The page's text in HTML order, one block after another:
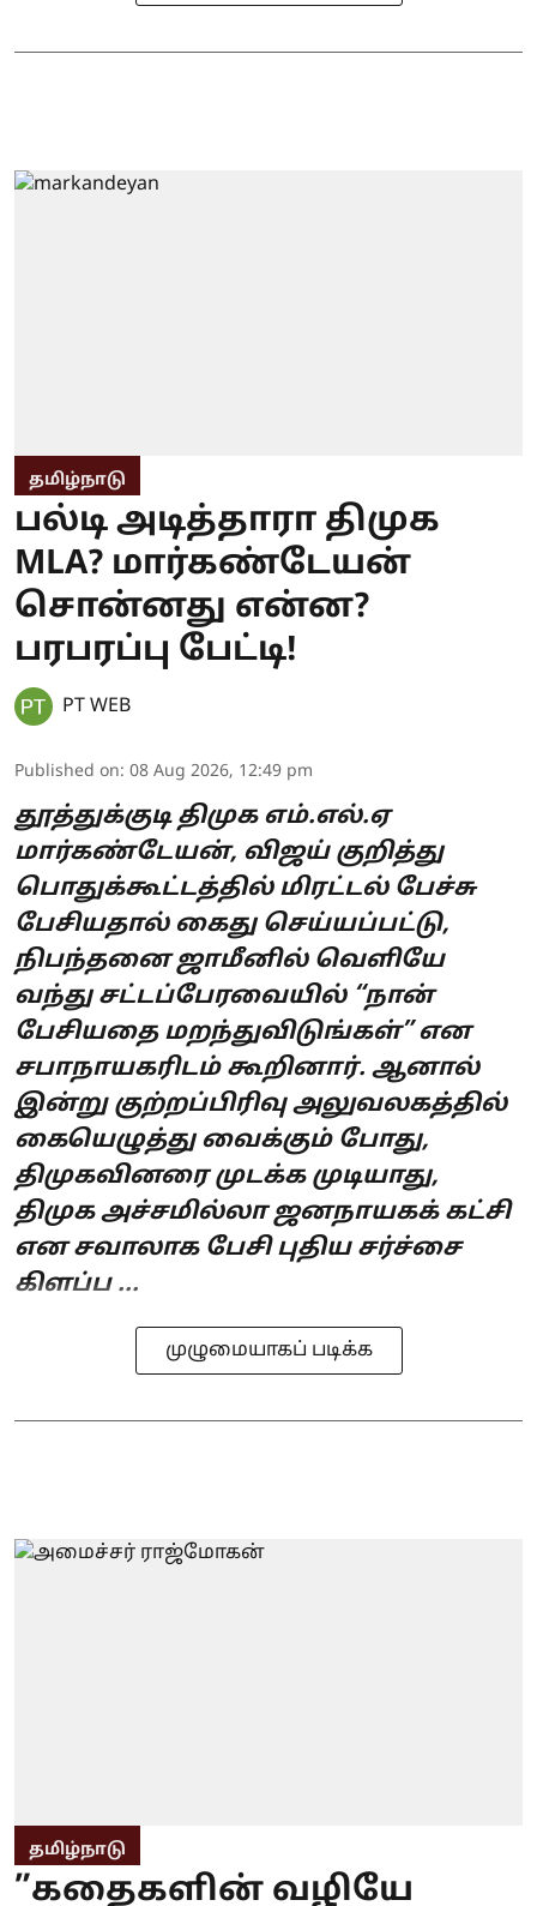
தமிழ்நாடு
பல்டி அடித்தாரா திமுக
MLA? மார்கண்டேயன்
சொன்னது என்ன?
பரபரப்பு பேட்டி!
PT WEB
Published on: 08 Aug 2026, 12:49 pm
தூத்துக்குடி திமுக எம்.எல்.ஏ
மார்கண்டேயன், விஜய் குறித்து
பொதுக்கூட்டத்தில் மிரட்டல் பேச்சு
பேசியதால் கைது செய்யப்பட்டு,
நிபந்தனை ஜாமீனில் வெளியே
வந்து சட்டப்பேரவையில் “நான்
பேசியதை மறந்துவிடுங்கள்” என
சபாநாயகரிடம் கூறினார். ஆனால்
இன்று குற்றப்பிரிவு அலுவலகத்தில்
கையெழுத்து வைக்கும் போது,
திமுகவினரை முடக்க முடியாது,
திமுக அச்சமில்லா ஜனநாயகக் கட்சி
என சவாலாக பேசி புதிய சர்ச்சை
கிளப்ப ...
முழுமையாகப் படிக்க
தமிழ்நாடு
”கதைகளின் வழியே